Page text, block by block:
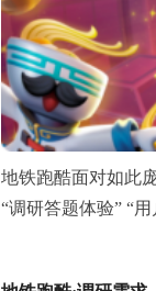
地铁跑酷面对如此
“调研答题体验” “